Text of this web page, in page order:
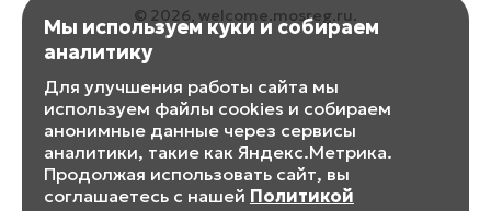
© 2026, welcome.mosreg.ru.
Мы используем куки и собираем
аналитику
Для улучшения работы сайта мы
используем файлы cookies и собираем
анонимные данные через сервисы
аналитики, такие как Яндекс.Метрика.
Продолжая использовать сайт, вы
соглашаетесь с нашей Политикой